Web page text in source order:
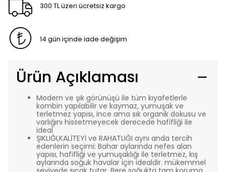
300 TL üzeri ücretsiz kargo
14 gün içinde iade değişim
Ürün Açıklaması
Modern ve şık görünüşü ile tüm kıyafetlerle
kombin yapılabilir ve kaymaz, yumuşak ve
terletmez yapısı, ince ama sık organik dokusu ve
varlığını hissetmeyecek derecede hafifliği ile
ideal
ŞIKLIĞI,KALİTEYİ ve RAHATLIĞI aynı anda tercih
edenlerin seçimi: Bahar aylarında nefes alan
yapısı, hafifliği ve yumuşaklığı ile terletmez, kış
aylarında soğuk havalar için idealdir. mükemmel